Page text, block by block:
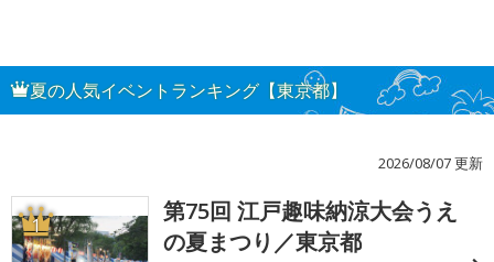
夏の人気イベントランキング【東京都】
2026/08/07 更新
1
第75回 江戸趣味納涼大会うえ
の夏まつり／東京都